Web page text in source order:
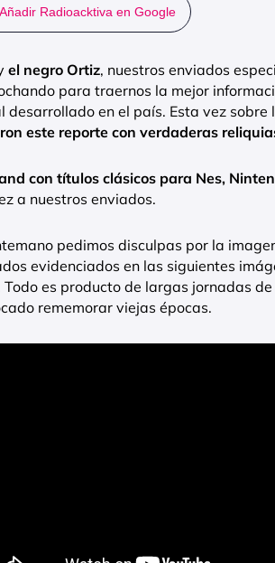
Añadir Radioacktiva en Google
el negro Ortiz, nuestros enviados
para traernos la mejor
desarrollado en el país. Esta vez sobre
este reporte con verdaderas
con títulos clásicos para Nes,
a nuestros enviados.
pedimos disculpas por la
evidenciados en las siguientes
Todo es producto de largas jornadas
rememorar viejas épocas.